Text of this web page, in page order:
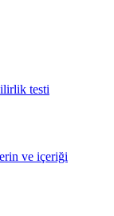
testi
ve içeriği